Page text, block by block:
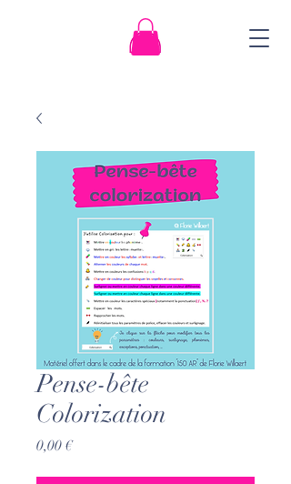
Pense-bête
Colorization
0,00 €Prix